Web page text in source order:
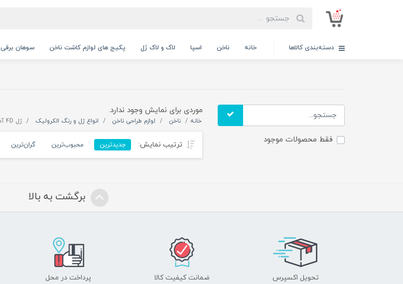
دسته‌بندی کالاها خانه ناخن اسپا لاک و لاک ژل پکیج های لوازم کاشت ناخن سوهان برقی
فقط محصولات موجود
موردی برای نمایش وجود ندارد.
خانه ناخن لوازم طراحی ناخن انواع ژل و رنگ الکرولیک ژل 4D آدامسی
ترتیب نمایش: جدیدترین محبوب‌ترین گران‌ترین
برگشت به بالا
تحویل اکسپرس ضمانت کیفیت کالا پرداخت در محل